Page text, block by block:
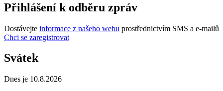
Přihlášení k odběru zpráv
Dostávejte informace z našeho webu prostřednictvím SMS a e-mailů
Chci se zaregistrovat
Svátek
Dnes je 10.8.2026